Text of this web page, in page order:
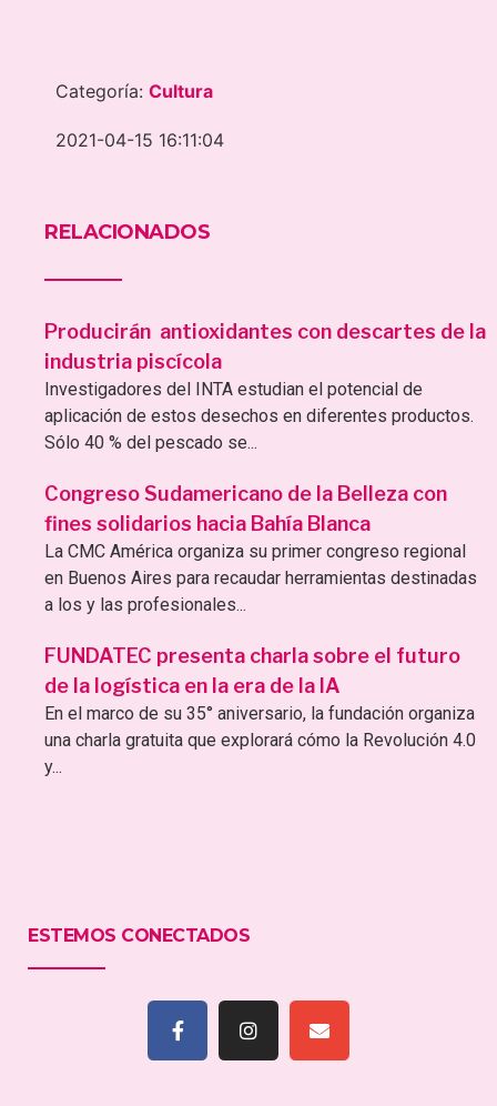
Categoría: Cultura
2021-04-15 16:11:04
RELACIONADOS
Producirán antioxidantes con descartes de la
industria piscícola
Investigadores del INTA estudian el potencial de
aplicación de estos desechos en diferentes productos.
Sólo 40 % del pescado se...
Congreso Sudamericano de la Belleza con
fines solidarios hacia Bahía Blanca
La CMC América organiza su primer congreso regional
en Buenos Aires para recaudar herramientas destinadas
a los y las profesionales...
FUNDATEC presenta charla sobre el futuro
de la logística en la era de la IA
En el marco de su 35° aniversario, la fundación organiza
una charla gratuita que explorará cómo la Revolución 4.0
y...
ESTEMOS CONECTADOS